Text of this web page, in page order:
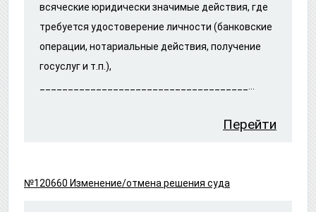
всяческие юридически значимые действия, где
требуется удостоверение личности (банковские
операции, нотариальные действия, получение
госуслуг и т.п.),
Перейти
№120660 Изменение/отмена решения суда